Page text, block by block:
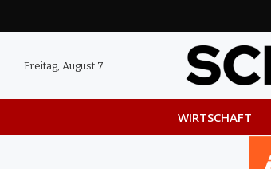
Freitag, August 7
WIRTSCHAFT